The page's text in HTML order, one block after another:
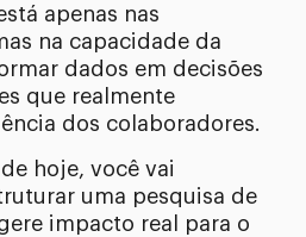
apenas nas
na capacidade da
dados em decisões
que realmente
dos colaboradores.
hoje, você vai
uma pesquisa de
impacto real para o